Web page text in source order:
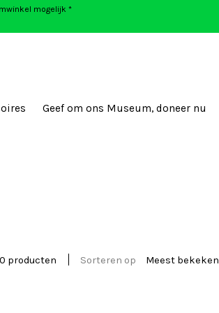
mogelijk *
Geef om ons Museum, doneer nu
0 producten Sorteren op Meest bekeken